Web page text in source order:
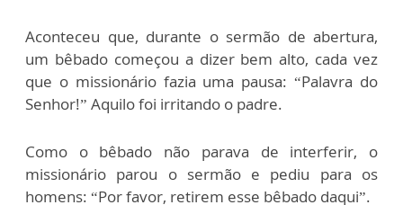
Aconteceu que, durante o sermão de abertura,
um bêbado começou a dizer bem alto, cada vez
que o missionário fazia uma pausa: “Palavra do
Senhor!” Aquilo foi irritando o padre.
Como o bêbado não parava de interferir, o
missionário parou o sermão e pediu para os
homens: “Por favor, retirem esse bêbado daqui”.